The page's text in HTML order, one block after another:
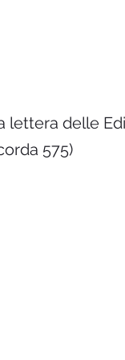
lettera delle
575)